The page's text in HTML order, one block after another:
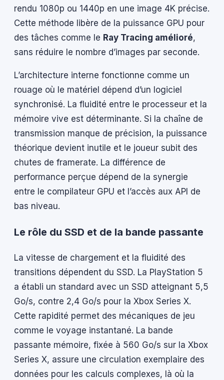
rendu 1080p ou 1440p en une image 4K précise.
Cette méthode libère de la puissance GPU pour
des tâches comme le Ray Tracing amélioré,
sans réduire le nombre d’images par seconde.
L’architecture interne fonctionne comme un
rouage où le matériel dépend d’un logiciel
synchronisé. La fluidité entre le processeur et la
mémoire vive est déterminante. Si la chaîne de
transmission manque de précision, la puissance
théorique devient inutile et le joueur subit des
chutes de framerate. La différence de
performance perçue dépend de la synergie
entre le compilateur GPU et l’accès aux API de
bas niveau.
Le rôle du SSD et de la bande passante
La vitesse de chargement et la fluidité des
transitions dépendent du SSD. La PlayStation 5
a établi un standard avec un SSD atteignant 5,5
Go/s, contre 2,4 Go/s pour la Xbox Series X.
Cette rapidité permet des mécaniques de jeu
comme le voyage instantané. La bande
passante mémoire, fixée à 560 Go/s sur la Xbox
Series X, assure une circulation exemplaire des
données pour les calculs complexes, là où la